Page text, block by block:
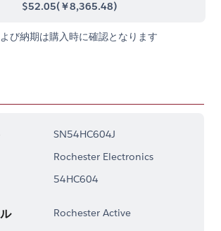
$52.05(￥8,365.48)
び納期は購入時に確認となります
SN54HC604J
Rochester Electronics
54HC604
Rochester Active